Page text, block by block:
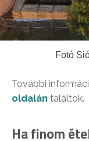
Fotó
További
oldalán találtok.
Ha finom